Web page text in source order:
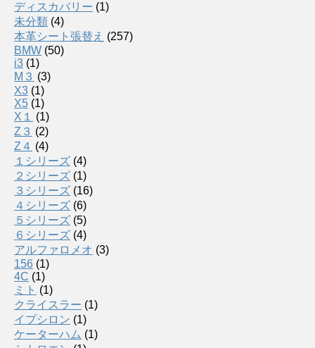
ディスカバリー (1)
未分類 (4)
本革シート張替え (257)
BMW (50)
i3 (1)
M３ (3)
X3 (1)
X5 (1)
X１
(1)
Z３ (2)
Z４ (4)
１シリーズ (4)
２シリーズ (1)
３シリーズ (16)
４シリーズ (6)
５シリーズ (5)
６シリーズ (4)
アルファロメオ (3)
156 (1)
4C (1)
ミト (1)
クライスラー (1)
イプシロン (1)
ケーターハム (1)